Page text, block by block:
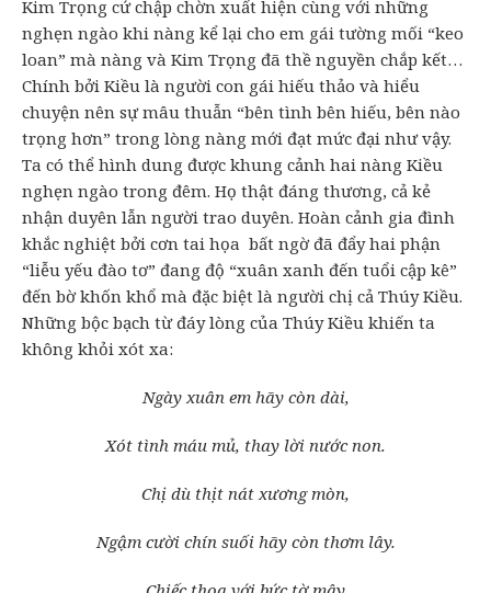
Kim Trọng cứ chập chờn xuất hiện cùng với những
nghẹn ngào khi nàng kể lại cho em gái tường mối “keo
loan” mà nàng và Kim Trọng đã thề nguyền chắp kết…
Chính bởi Kiều là người con gái hiếu thảo và hiểu
chuyện nên sự mâu thuẫn “bên tình bên hiếu, bên nào
trọng hơn” trong lòng nàng mới đạt mức đại như vậy.
Ta có thể hình dung được khung cảnh hai nàng Kiều
nghẹn ngào trong đêm. Họ thật đáng thương, cả kẻ
nhận duyên lẫn người trao duyên. Hoàn cảnh gia đình
khắc nghiệt bởi cơn tai họa bất ngờ đã đẩy hai phận
“liễu yếu đào tơ” đang độ “xuân xanh đến tuổi cập kê”
đến bờ khốn khổ mà đặc biệt là người chị cả Thúy Kiều.
Những bộc bạch từ đáy lòng của Thúy Kiều khiến ta
không khỏi xót xa:
Ngày xuân em hãy còn dài,
Xót tình máu mủ, thay lời nước non.
Chị dù thịt nát xương mòn,
Ngậm cười chín suối hãy còn thơm lây.